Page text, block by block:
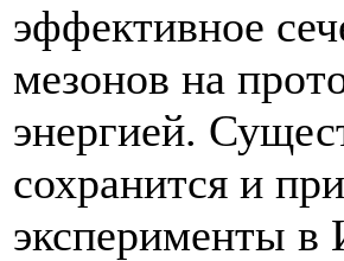
эффективное
мезонов на
энергией.
сохранится и
эксперименты в